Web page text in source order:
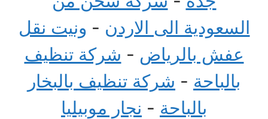
السعودية الى الاردن - ونيت نقل
عفش بالرياض - شركة تنظيف
بالباحة - شركة تنظيف بالبخار
بالباحة - نجار موبيليا